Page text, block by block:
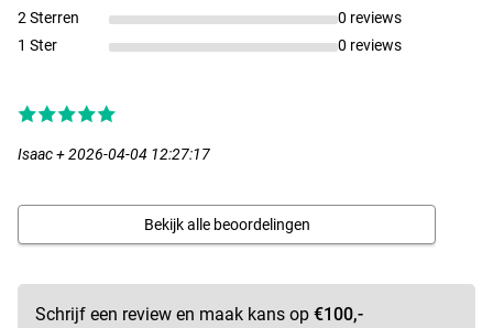
2 Sterren
0 reviews
1 Ster
0 reviews
Isaac + 2026-04-04 12:27:17
Bekijk alle beoordelingen
Schrijf een review en maak kans op €100,-